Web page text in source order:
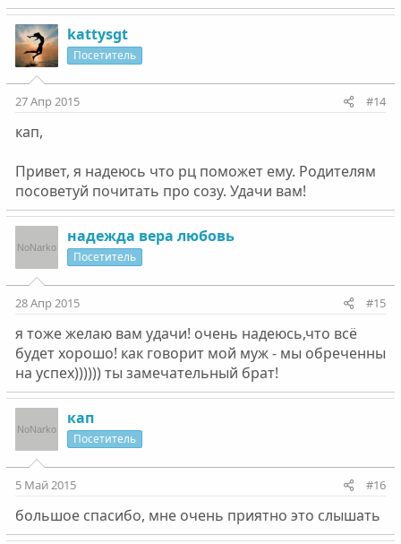
kattysgt
Посетитель
27 Апр 2015 #14
кап,
Привет, я надеюсь что рц поможет ему. Родителям
посоветуй почитать про созу. Удачи вам!
надежда вера любовь
Посетитель
28 Апр 2015 #15
я тоже желаю вам удачи! очень надеюсь,что всё
будет хорошо! как говорит мой муж - мы обреченны
на успех)))))) ты замечательный брат!
кап
Посетитель
5 Май 2015 #16
большое спасибо, мне очень приятно это слышать